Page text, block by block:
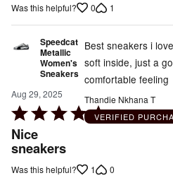
out
of
5
Was this helpful? 0 1
Speedcat
Metallic
Women's
Sneakers
Aug 29, 2025
Rated
5
out
of
Nice
sneakers
Best sneakers i
soft inside, just a
comfortable feeling
Thandie Nkhana T
VERIFIED
Was this helpful? 1 0